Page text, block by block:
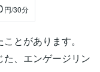
円/30分
とがあります。
、エンゲージリン